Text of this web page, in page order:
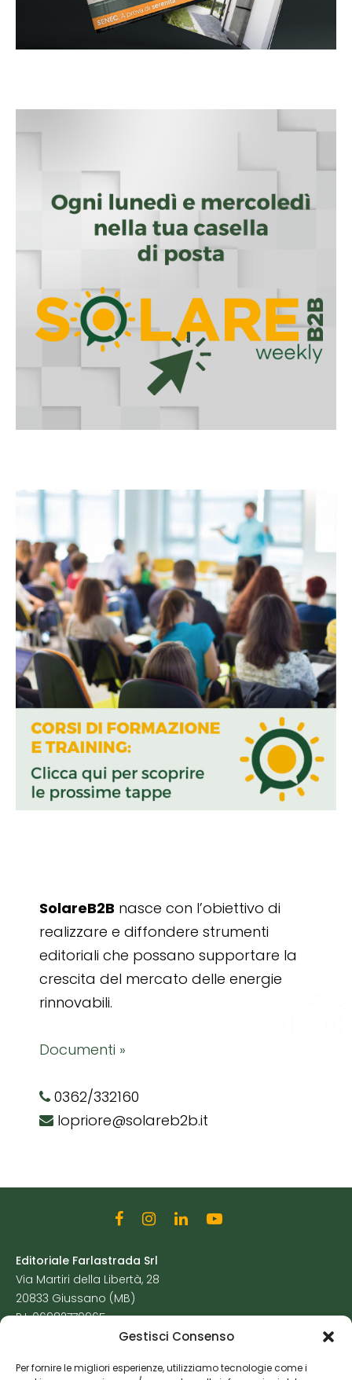
Gestisci Consenso
Per fornire le migliori esperienze, utilizziamo tecnologie come i
SolareB2B nasce con l’obiettivo di
realizzare e diffondere strumenti
editoriali che possano supportare la
crescita del mercato delle energie
rinnovabili.
Documenti »
0362/332160
lopriore@solareb2b.it
Editoriale Farlastrada Srl
Via Martiri della Libertà, 28
20833 Giussano (MB)
P.I. 06982770965
Cookie Policy